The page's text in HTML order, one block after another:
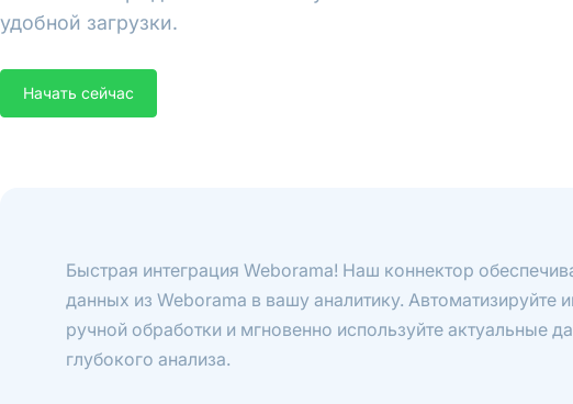
удобной загрузки.
Начать сейчас
Быстрая интеграция Weborama! Наш коннектор
данных из Weborama в вашу аналитику. Автоматизируйте
ручной обработки и мгновенно используйте актуальные
глубокого анализа.